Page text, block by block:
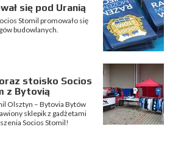
się pod Uranią
Stomil promowało się
budowlanych.
stoisko Socios
z Bytovią
Olsztyn – Bytovia Bytów
sklepik z gadżetami
Socios Stomil!